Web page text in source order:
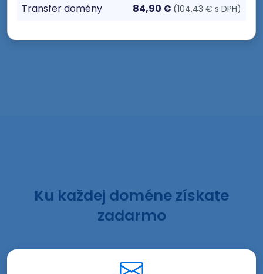
Transfer domény 84,90 € (104,43 € s DPH)
Ku každej doméne získate
zadarmo